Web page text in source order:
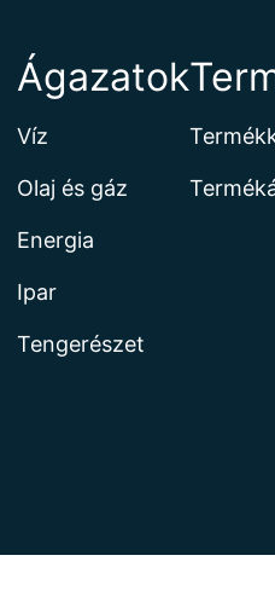
Ágazatok
Víz
Olaj és gáz
Energia
Ipar
Tengerészet